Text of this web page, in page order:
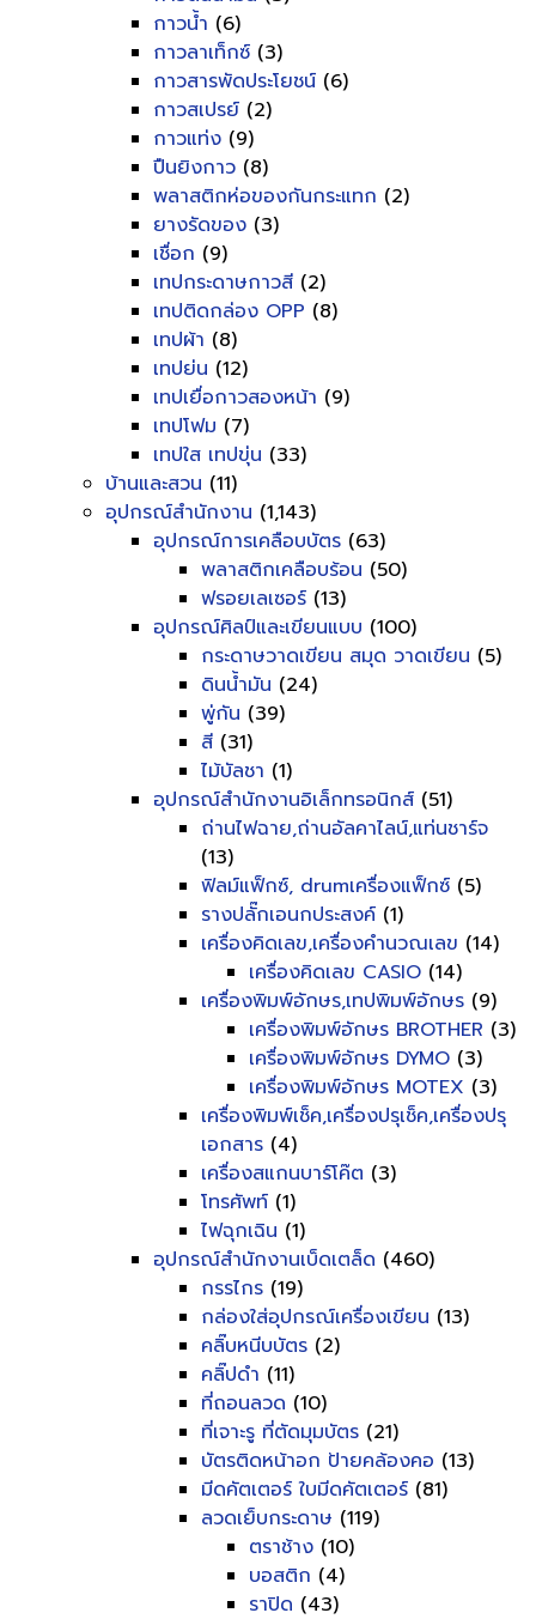
กาวน้ำ (6)
กาวลาเท็กซ์ (3)
กาวสารพัดประโยชน์ (6)
กาวสเปรย์ (2)
กาวแท่ง (9)
ปืนยิงกาว (8)
พลาสติกห่อของกันกระแทก (2)
ยางรัดของ (3)
เชื่อก (9)
เทปกระดาษกาวสี (2)
เทปติดกล่อง OPP (8)
เทปผ้า (8)
เทปย่น (12)
เทปเยื่อกาวสองหน้า (9)
เทปโฟม (7)
เทปใส เทปขุ่น (33)
บ้านและสวน (11)
อุปกรณ์สำนักงาน (1,143)
อุปกรณ์การเคลือบบัตร (63)
พลาสติกเคลือบร้อน (50)
ฟรอยเลเซอร์ (13)
อุปกรณ์ศิลป์และเขียนแบบ (100)
กระดาษวาดเขียน สมุด วาดเขียน (5)
ดินน้ำมัน (24)
พู่กัน (39)
สี (31)
ไม้บัลชา (1)
อุปกรณ์สำนักงานอิเล็กทรอนิกส์ (51)
ถ่านไฟฉาย,ถ่านอัลคาไลน์,แท่นชาร์จ
(13)
ฟิลม์แฟ็กซ์, drumเครื่องแฟ็กซ์ (5)
รางปลั๊กเอนกประสงค์ (1)
เครื่องคิดเลข,เครื่องคำนวณเลข (14)
เครื่องคิดเลข CASIO (14)
เครื่องพิมพ์อักษร,เทปพิมพ์อักษร (9)
เครื่องพิมพ์อักษร BROTHER (3)
เครื่องพิมพ์อักษร DYMO (3)
เครื่องพิมพ์อักษร MOTEX (3)
เครื่องพิมพ์เช็ค,เครื่องปรุเช็ค,เครื่องปรุ
เอกสาร (4)
เครื่องสแกนบาร์โค๊ต (3)
โทรศัพท์ (1)
ไฟฉุกเฉิน (1)
อุปกรณ์สำนักงานเบ็ดเตล็ด (460)
กรรไกร (19)
กล่องใส่อุปกรณ์เครื่องเขียน (13)
คลิ๊บหนีบบัตร (2)
คลิ๊ปดำ (11)
ที่ถอนลวด (10)
ที่เจาะรู ที่ตัดมุมบัตร (21)
บัตรติดหน้าอก ป้ายคล้องคอ (13)
มีดคัตเตอร์ ใบมีดคัตเตอร์ (81)
ลวดเย็บกระดาษ (119)
ตราช้าง (10)
บอสติก (4)
ราปิด (43)